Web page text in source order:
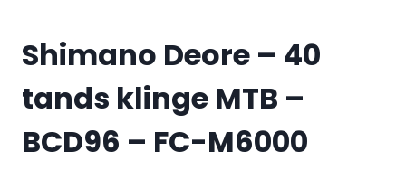
Shimano Deore – 40
tands klinge MTB –
BCD96 – FC-M6000